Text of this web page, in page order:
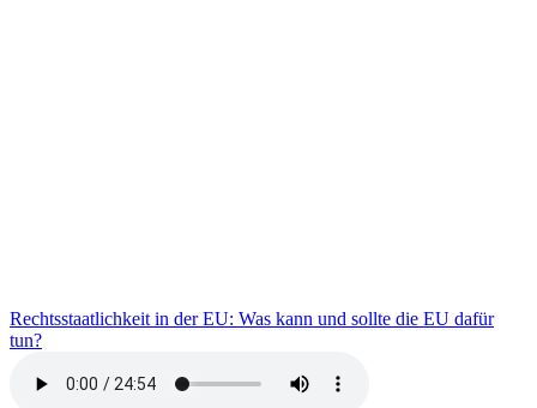
Rechtsstaatlichkeit in der EU: Was kann und sollte die EU dafür
tun?